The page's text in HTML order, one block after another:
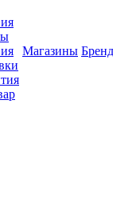
Магазины